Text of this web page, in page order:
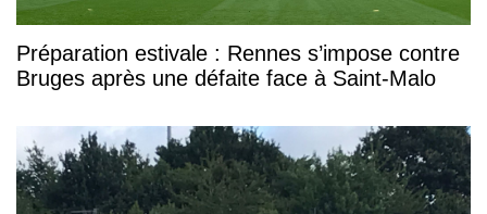
Préparation estivale : Rennes s’impose contre
Bruges après une défaite face à Saint-Malo